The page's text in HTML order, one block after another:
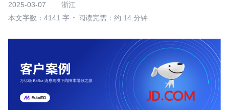
2025-03-07
浙江
本文字数：4141 字
阅读完需：约 14 分钟